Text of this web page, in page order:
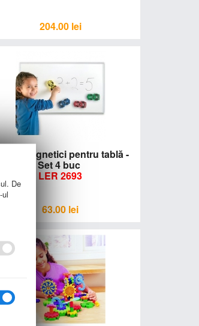
204.00 lei
magnetici pentru tablă -
Set 4 buc
LER 2693
63.00 lei
De